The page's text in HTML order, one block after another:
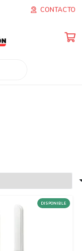
CONTACTO
DISPONIBLE